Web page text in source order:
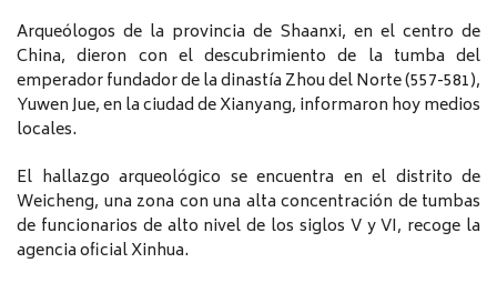
Arqueólogos de la provincia de Shaanxi, en el centro de
China, dieron con el descubrimiento de la tumba del
emperador fundador de la dinastía Zhou del Norte (557-581),
Yuwen Jue, en la ciudad de Xianyang, informaron hoy medios
locales.
El hallazgo arqueológico se encuentra en el distrito de
Weicheng, una zona con una alta concentración de tumbas
de funcionarios de alto nivel de los siglos V y VI, recoge la
agencia oficial Xinhua.